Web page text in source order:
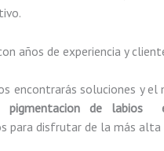
años de experiencia y
encontrarás soluciones y el
pigmentacion de labios
para disfrutar de la más alta